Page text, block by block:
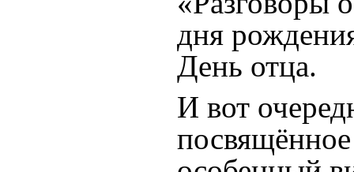
дня
День отца.
И вот